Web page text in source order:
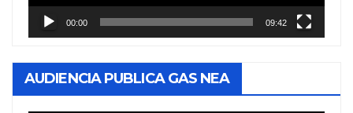
00:00 09:42
AUDIENCIA PUBLICA GAS NEA